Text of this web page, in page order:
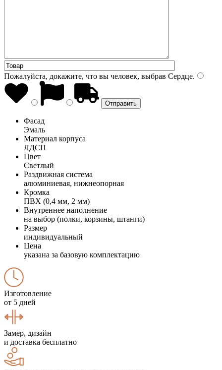
Пожалуйста, докажите, что вы человек, выбрав Сердце.
Фасад
Эмаль
Материал корпуса
ЛДСП
Цвет
Светлый
Раздвижная система
алюминиевая, нижнеопорная
Кромка
ПВХ (0,4 мм, 2 мм)
Внутреннее наполнение
на выбор (полки, корзины, штанги)
Размер
индивидуальный
Цена
указана за базовую комплектацию
Изготовление
от 5 дней
Замер, дизайн
и доставка бесплатно